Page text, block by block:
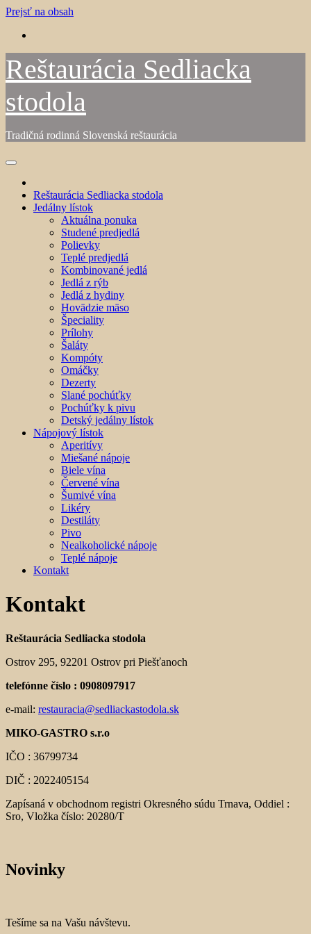
Prejsť na obsah
Reštaurácia Sedliacka
stodola
Tradičná rodinná Slovenská reštaurácia
Reštaurácia Sedliacka stodola
Jedálny lístok
Aktuálna ponuka
Studené predjedlá
Polievky
Teplé predjedlá
Kombinované jedlá
Jedlá z rýb
Jedlá z hydiny
Hovädzie mäso
Špeciality
Prílohy
Šaláty
Kompóty
Omáčky
Dezerty
Slané pochúťky
Pochúťky k pivu
Detský jedálny lístok
Nápojový lístok
Aperitívy
Miešané nápoje
Biele vína
Červené vína
Šumivé vína
Likéry
Destiláty
Pivo
Nealkoholické nápoje
Teplé nápoje
Kontakt
Kontakt
Reštaurácia Sedliacka stodola
Ostrov 295, 92201 Ostrov pri Piešťanoch
telefónne číslo : 0908097917
e-mail: restauracia@sedliackastodola.sk
MIKO-GASTRO s.r.o
IČO : 36799734
DIČ : 2022405154
Zapísaná v obchodnom registri Okresného súdu Trnava, Oddiel :
Sro, Vložka číslo: 20280/T
Novinky
Tešíme sa na Vašu návštevu.